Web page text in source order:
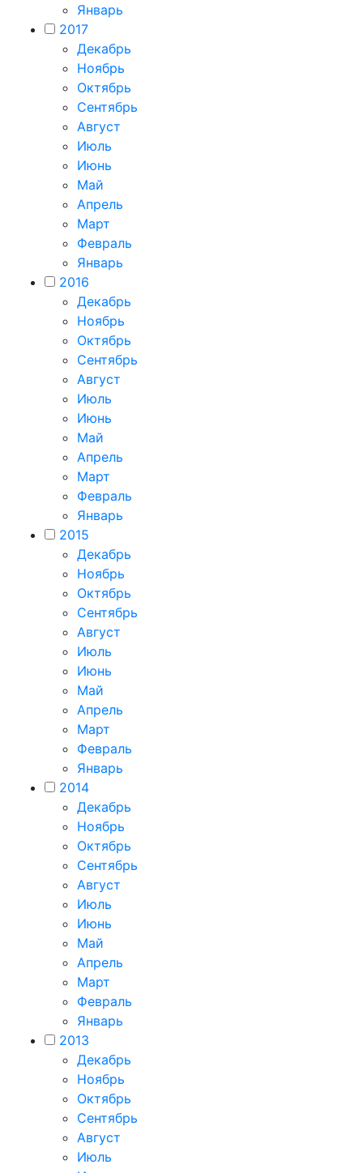
Январь
2017
Декабрь
Ноябрь
Октябрь
Сентябрь
Август
Июль
Июнь
Май
Апрель
Март
Февраль
Январь
2016
Декабрь
Ноябрь
Октябрь
Сентябрь
Август
Июль
Июнь
Май
Апрель
Март
Февраль
Январь
2015
Декабрь
Ноябрь
Октябрь
Сентябрь
Август
Июль
Июнь
Май
Апрель
Март
Февраль
Январь
2014
Декабрь
Ноябрь
Октябрь
Сентябрь
Август
Июль
Июнь
Май
Апрель
Март
Февраль
Январь
2013
Декабрь
Ноябрь
Октябрь
Сентябрь
Август
Июль